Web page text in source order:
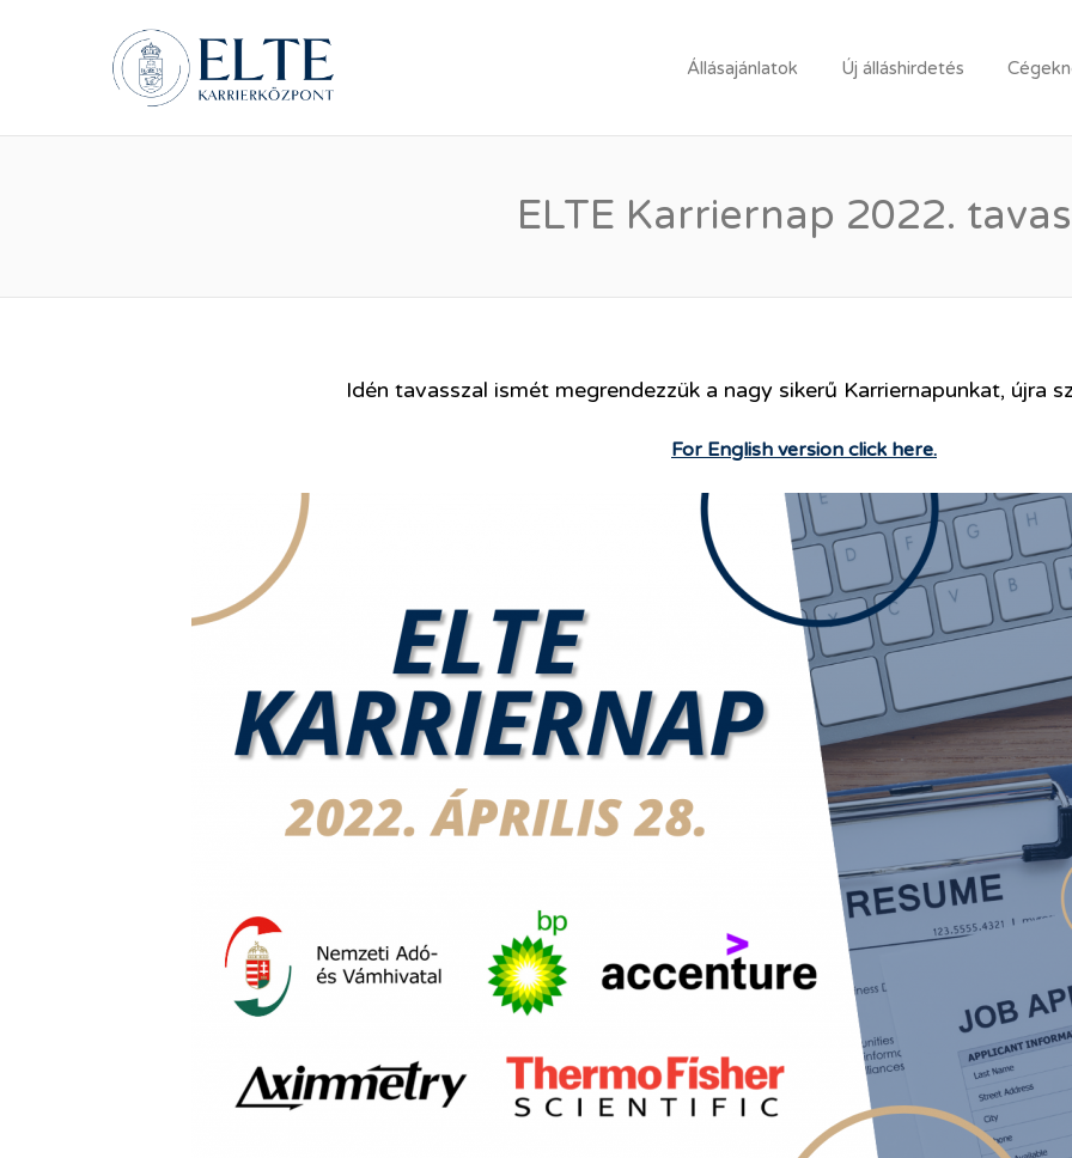
ELTE ÁLLÁSPORTÁL
Állásajánlatok Új álláshirdetés
ELTE Karriernap 2022.
Idén tavasszal ismét megrendezzük a nagy sikerű Karriernapunkat, újra
For English version click here.